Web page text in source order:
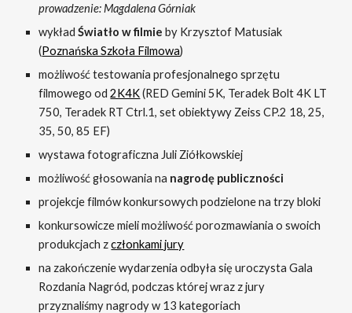
prowadzenie: Magdalena Górniak
wykładŚwiatło w filmie by Krzysztof Matusiak
(Poznańska Szkoła Filmowa)
możliwość testowania profesjonalnego sprzętu
filmowego od2K4K(RED Gemini 5K, Teradek Bolt 4K LT
750, Teradek RT Ctrl.1, set obiektywy Zeiss CP.2 18, 25,
35, 50, 85 EF)
wystawa fotograficzna Juli Ziółkowskiej
możliwość głosowania na nagrodę publiczności
projekcje filmów konkursowych podzielone na trzy bloki
konkursowicze mieli możliwość porozmawiania o swoich
produkcjach zczłonkami jury
na zakończenie wydarzenia odbyła się uroczysta Gala
Rozdania Nagród, podczas której wraz z jury
przyznaliśmy nagrody w 13 kategoriach